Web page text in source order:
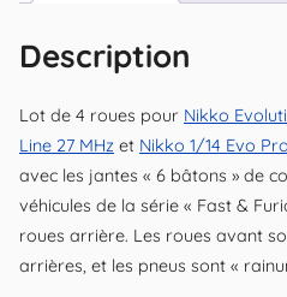
Description
Lot de 4 roues pour Nikko
Line 27 MHz et Nikko 1/14 Evo
avec les jantes « 6 bâtons » de
véhicules de la série « Fast &
roues arrière. Les roues avant
arrières, et les pneus sont «